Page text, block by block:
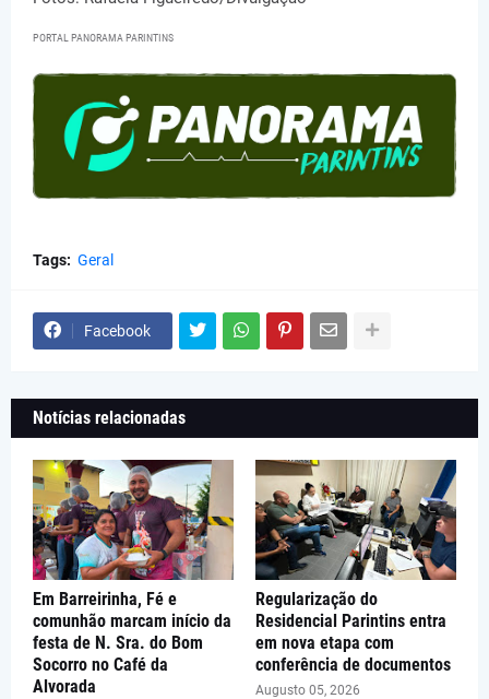
PORTAL PANORAMA PARINTINS
Tags: Geral
Facebook
Notícias relacionadas
Em Barreirinha, Fé e
comunhão marcam início da
festa de N. Sra. do Bom
Socorro no Café da
Alvorada
Regularização do
Residencial Parintins entra
em nova etapa com
conferência de documentos
Augusto 05, 2026